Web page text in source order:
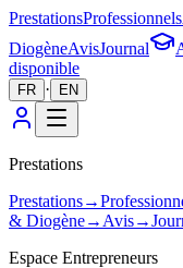
PrestationsProfessionnels
DiogèneAvisJournal
disponible
FR · EN
Prestations
Prestations→
& Diogène→ Avis→
Espace Entrepreneurs